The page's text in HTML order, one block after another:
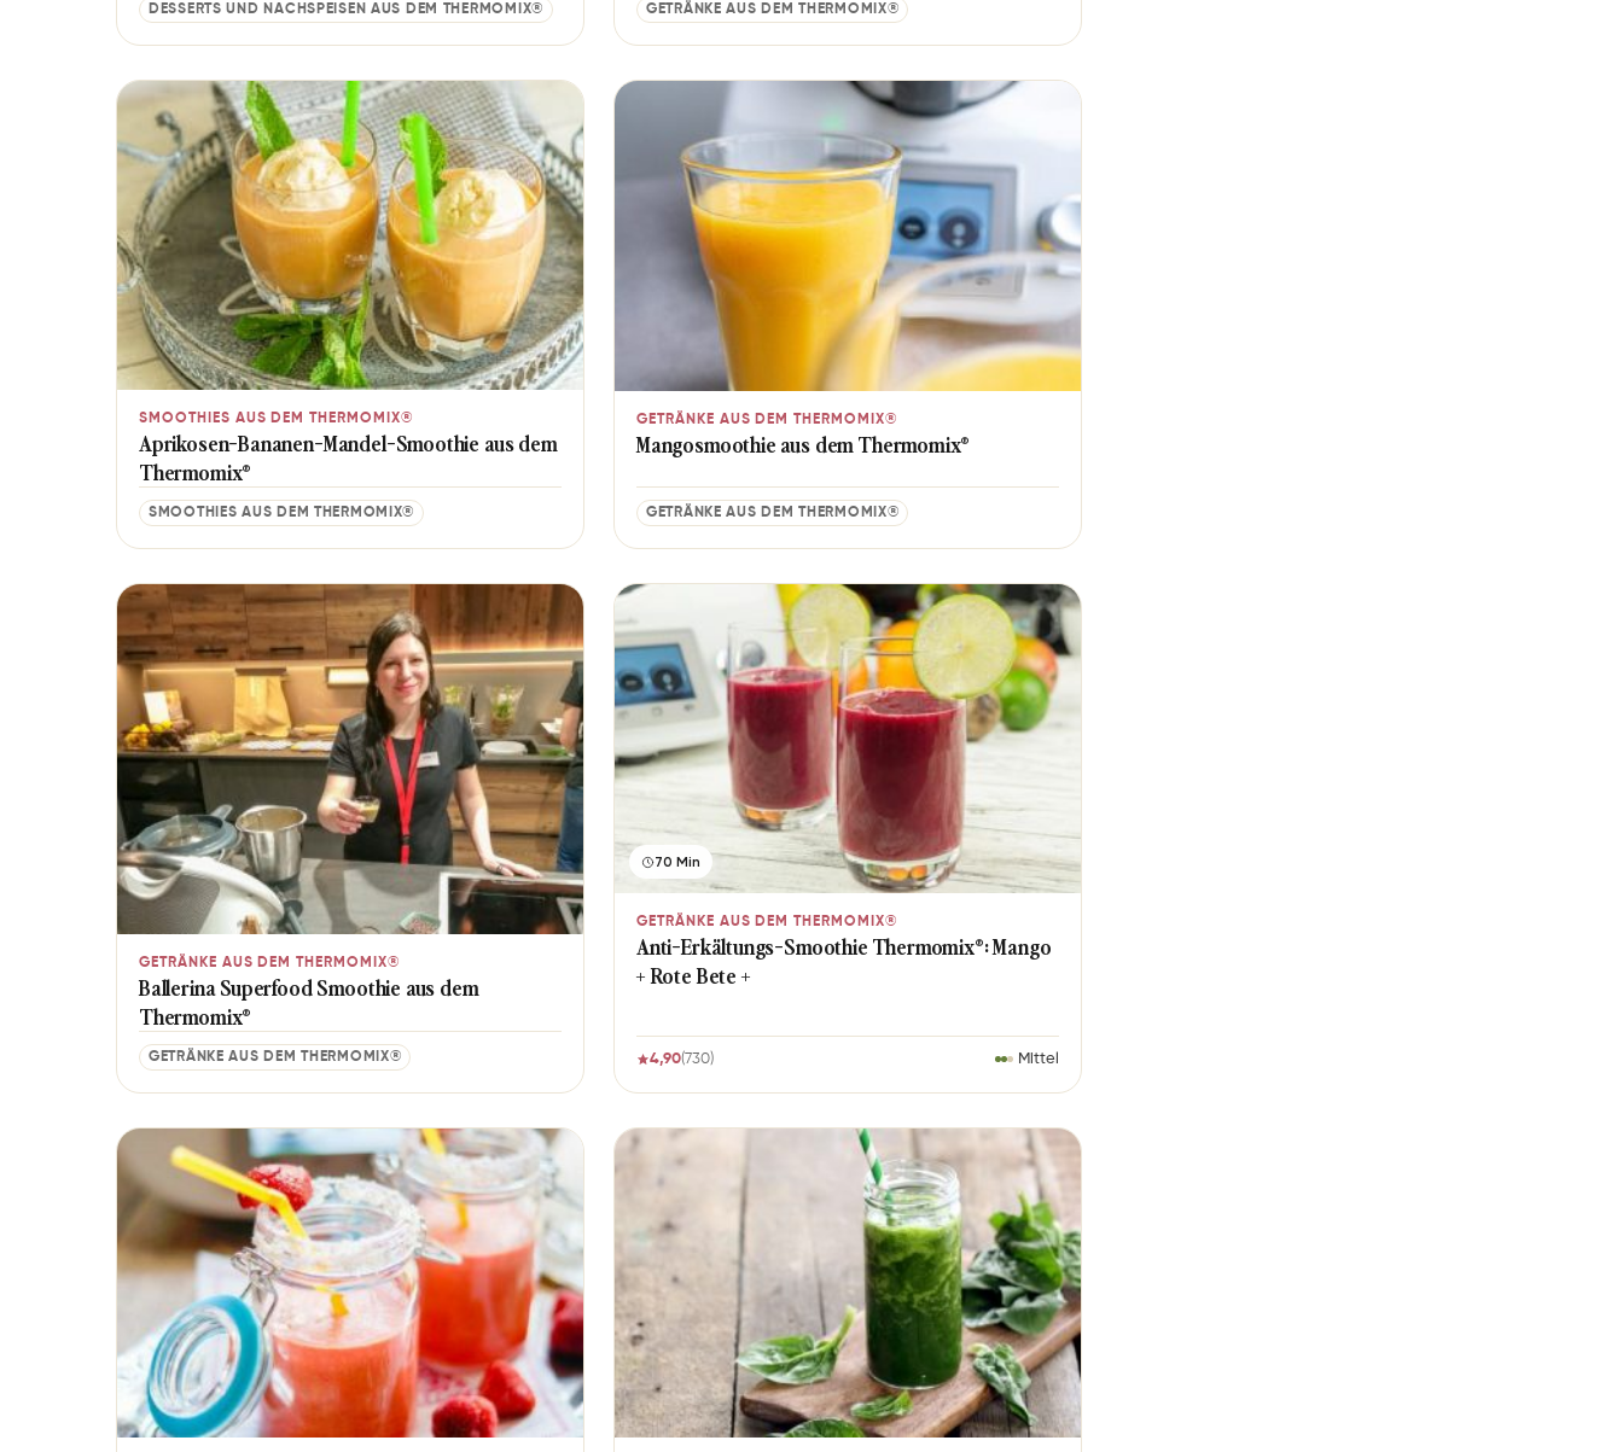
DESSERTS UND NACHSPEISEN AUS DEM THERMOMIX® GETRÄNKE AUS DEM THERMOMIX®
SMOOTHIES AUS DEM THERMOMIX®
Aprikosen-Bananen-Mandel-Smoothie aus dem
Thermomix®
SMOOTHIES AUS DEM THERMOMIX®
GETRÄNKE AUS DEM THERMOMIX®
Mangosmoothie aus dem Thermomix®
GETRÄNKE AUS DEM THERMOMIX®
GETRÄNKE AUS DEM THERMOMIX®
Ballerina Superfood Smoothie aus dem
Thermomix®
GETRÄNKE AUS DEM THERMOMIX®
70 Min
GETRÄNKE AUS DEM THERMOMIX®
Anti-Erkältungs-Smoothie Thermomix®: Mango
+ Rote Bete +
4,90(730) Mittel